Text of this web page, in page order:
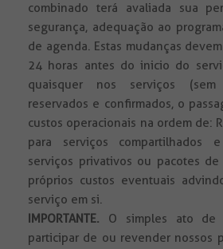
combinado terá avaliada sua
segurança, adequação ao
de agenda. Estas mudanças
24 horas antes do inicio do
quaisquer nos serviços (sem
reservados e confirmados, o
custos operacionais na ordem de:
para serviços compartilhados
serviços privativos ou pacotes de
próprios custos eventuais
serviço em si.
IMPORTANTE. O simples ato de
participar de ou revender nossos